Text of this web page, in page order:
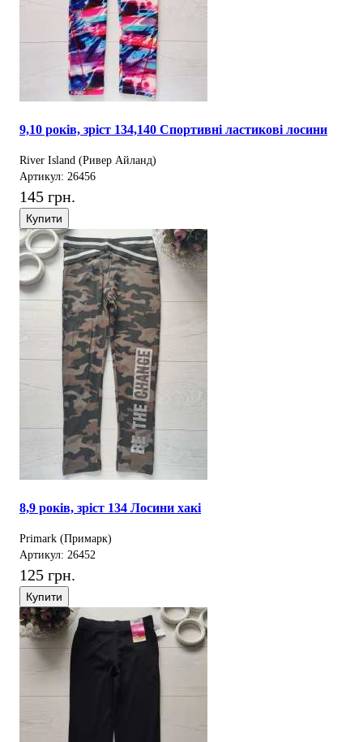
9,10 років, зріст 134,140 Спортивні ластикові лосини
River Island (Ривер Айланд)
Артикул: 26456
145 грн.
Купити
8,9 років, зріст 134 Лосини хакі
Primark (Примарк)
Артикул: 26452
125 грн.
Купити